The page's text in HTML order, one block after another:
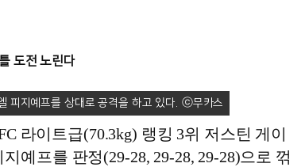
도전 노린다
피지예프를 상대로 공격을 하고 있다.
라이트급(70.3kg) 랭킹 3위 저스틴 게이
예프를 판정(29-28, 29-28, 29-28)으로 꺾